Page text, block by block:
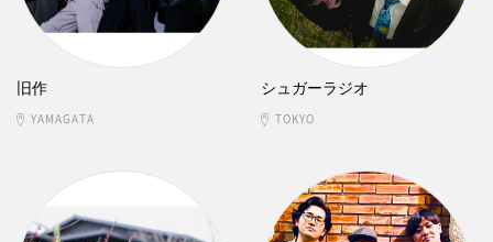
旧作
YAMAGATA
シュガーラジオ
TOKYO